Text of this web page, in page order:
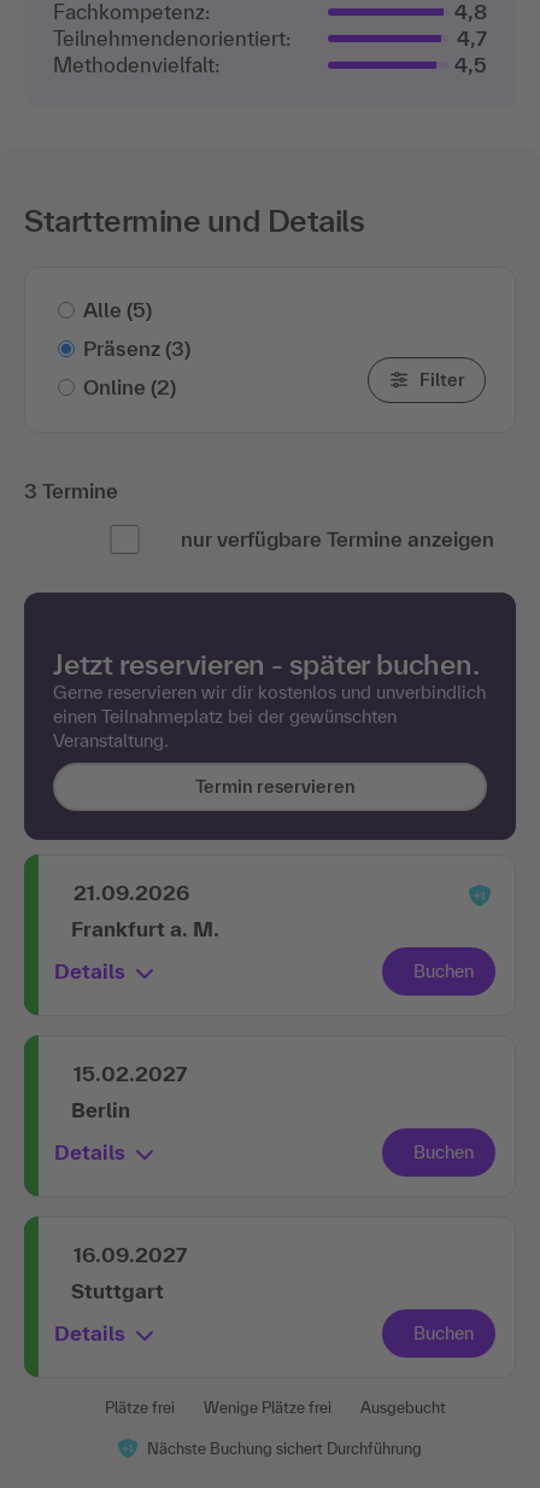
Fachkompetenz:
4,8
Teilnehmenden­orientiert:
4,7
Methodenvielfalt:
4,5
Starttermine und Details
Alle (5)
Präsenz (3)
Online (2) Filter
3 Termine
nur verfügbare Termine anzeigen
Jetzt reservieren - später buchen.
Gerne reservieren wir dir kostenlos und unverbindlich
einen Teilnahmeplatz bei der gewünschten
Veranstaltung.
Termin reservieren
21.09.2026
Frankfurt a. M.
Details
15.02.2027
Berlin
Details
16.09.2027
Stuttgart
Details
Plätze frei Wenige Plätze frei Ausgebucht
Nächste Buchung sichert Durchführung